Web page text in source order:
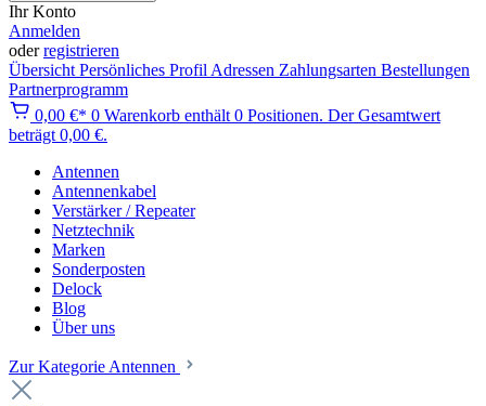
Ihr Konto
Anmelden
oderregistrieren
Übersicht Persönliches Profil Adressen Zahlungsarten Bestellungen
Partnerprogramm
0,00 €* 0 Warenkorb enthält 0 Positionen. Der Gesamtwert
beträgt 0,00 €.
Antennen
Antennenkabel
Verstärker / Repeater
Netztechnik
Marken
Sonderposten
Delock
Blog
Über uns
Zur Kategorie Antennen